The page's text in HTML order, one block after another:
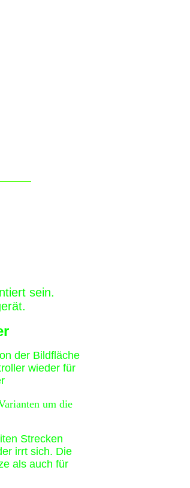
sein.
der Bildfläche
wieder für
um die
Strecken
irrt sich. Die
als auch für